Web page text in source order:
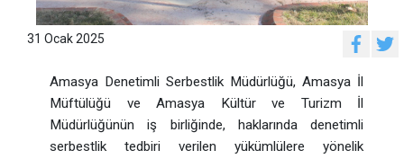
31 Ocak 2025
Amasya Denetimli Serbestlik Müdürlüğü, Amasya İl
Müftülüğü ve Amasya Kültür ve Turizm İl
Müdürlüğünün iş birliğinde, haklarında denetimli
serbestlik tedbiri verilen yükümlülere yönelik